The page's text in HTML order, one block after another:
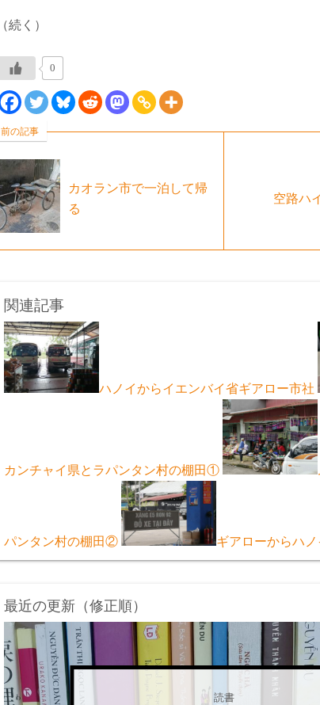
（続く）
0
前の記事
カオラン市で一泊して帰
る
空路ハ
関連記事
ハノイからイエンバイ省ギアロー市社
カンチャイ県とラパンタン村の棚田①
パンタン村の棚田② ギアローからハ
最近の更新（修正順）